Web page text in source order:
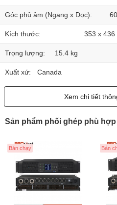
Góc phủ âm (Ngang x Dọc):
Kích thước: 353 x 436
Trọng lượng: 15.4 kg
Xuất xứ: Canada
Xem chi tiết
Sản phẩm phối ghép phù hợp
Bán chạy Bán